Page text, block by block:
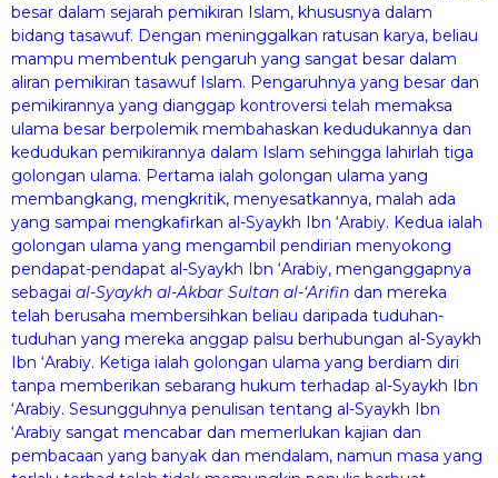
besar dalam sejarah pemikiran Islam, khususnya dalam
bidang tasawuf. Dengan meninggalkan ratusan karya, beliau
mampu membentuk pengaruh yang sangat besar dalam
aliran pemikiran tasawuf Islam. Pengaruhnya yang besar dan
pemikirannya yang dianggap kontroversi telah memaksa
ulama besar berpolemik membahaskan kedudukannya dan
kedudukan pemikirannya dalam Islam sehingga lahirlah tiga
golongan ulama. Pertama ialah golongan ulama yang
membangkang, mengkritik, menyesatkannya, malah ada
yang sampai mengkafirkan al-Syaykh Ibn ‘Arabiy. Kedua ialah
golongan ulama yang mengambil pendirian menyokong
pendapat-pendapat al-Syaykh Ibn ‘Arabiy, menganggapnya
sebagai al-Syaykh al-Akbar Sultan al-‘Arifn dan mereka
telah berusaha membersihkan beliau daripada tuduhan-
tuduhan yang mereka anggap palsu berhubungan al-Syaykh
Ibn ‘Arabiy. Ketiga ialah golongan ulama yang berdiam diri
tanpa memberikan sebarang hukum terhadap al-Syaykh Ibn
‘Arabiy. Sesungguhnya penulisan tentang al-Syaykh Ibn
‘Arabiy sangat mencabar dan memerlukan kajian dan
pembacaan yang banyak dan mendalam, namun masa yang